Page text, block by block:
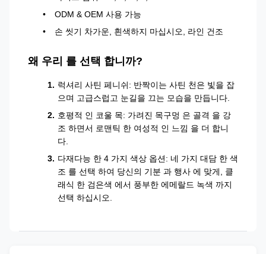
ODM & OEM 사용 가능
손 씻기 차가운, 흰색하지 마십시오, 라인 건조
왜 우리 를 선택 합니까?
럭셔리 사틴 페니쉬: 반짝이는 사틴 천은 빛을 잡
으며 고급스럽고 눈길을 끄는 모습을 만듭니다.
호평적 인 코울 목: 가려진 목구멍 은 골격 을 강
조 하면서 로맨틱 한 여성적 인 느낌 을 더 합니
다.
다재다능 한 4 가지 색상 옵션: 네 가지 대담 한 색
조 를 선택 하여 당신의 기분 과 행사 에 맞게, 클
래식 한 검은색 에서 풍부한 에메랄드 녹색 까지
선택 하십시오.